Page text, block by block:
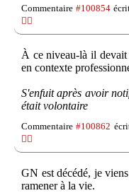
Commentaire #100854
👎🏽
À ce niveau-là il
en contexte
S'enfuit après avoir
était volontaire
Commentaire#100862
👎🏽
GN est décédé, je
ramener à la vie.